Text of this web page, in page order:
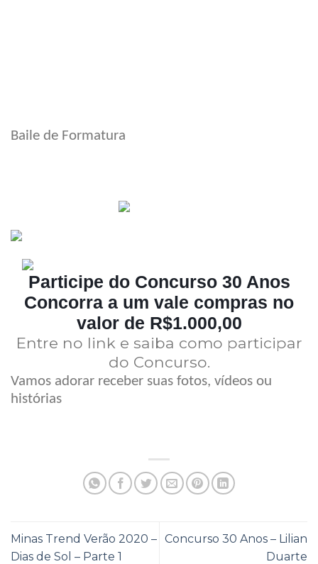
Baile de Formatura
Participe do Concurso 30 Anos
Concorra a um vale compras no
valor de R$1.000,00
Entre no link e saiba como participar
do Concurso.
Vamos adorar receber suas fotos, vídeos ou
histórias
Minas Trend Verão 2020 –
Dias de Sol – Parte 1
Concurso 30 Anos – Lilian
Duarte